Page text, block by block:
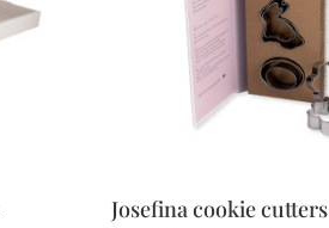
Josefina cookie cutters